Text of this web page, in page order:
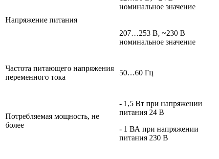
Напряжение питания
номинальное значение
207…253 В, ~230 В –
номинальное значение
Частота питающего напряжения
переменного тока
50…60 Гц
Потребляемая мощность, не
более
- 1,5 Вт при напряжении
питания 24 В
- 1 ВА при напряжении
питания 230 В